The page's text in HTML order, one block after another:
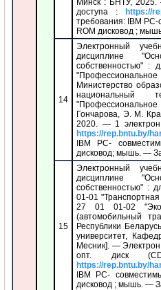
Минск : БНТУ,
доступа :
https://
требования: IBM
ROM дисковод ;
14
Электронный
дисциплине
собственностью" :
Министерство
национальный
Гончарова, Э. М.
2020. — 1
https://rep.bntu.by/
IBM PC-
дисковод; мышь. —
15
Электронный
дисциплине
собственностью" :
01-01
27 01 01-02
(автомобильный
Республики
университет,
Месник]. —
опт. диск
https://rep.bntu.by/
IBM PC-
дисковод ; мышь. —